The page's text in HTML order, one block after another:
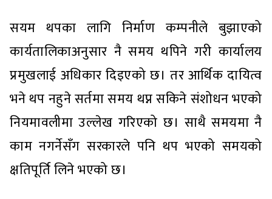
सयम थपका लागि निर्माण कम्पनीले बुझाएको
कार्यतालिकाअनुसार नै समय थपिने गरी कार्यालय
प्रमुखलाई अधिकार दिइएको छ। तर आर्थिक दायित्व
भने थप नहुने सर्तमा समय थप्न सकिने संशोधन भएको
नियमावलीमा उल्लेख गरिएको छ। साथै समयमा नै
काम नगर्नेसँग सरकारले पनि थप भएको समयको
क्षतिपूर्ति लिने भएको छ।